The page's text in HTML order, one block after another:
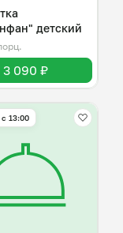
детский
3 090 ₽
13:00